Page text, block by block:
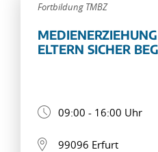
Fortbildung TMBZ
ELTERN SICHER
09:00 - 16:00 Uhr
99096 Erfurt